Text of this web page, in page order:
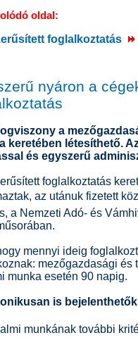
oldal:
foglalkoztatás
nyáron a
jogviszony a
keretében létesíthető.
és egyszerű
foglalkoztatás
az utánuk fizetett
a Nemzeti Adó- és
mennyi ideig
mezőgazdasági és
munka esetén 90 napig.
is
munkának további